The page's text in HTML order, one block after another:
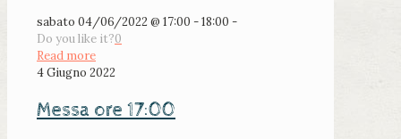
sabato 04/06/2022 @ 17:00 - 18:00 -
Do you like it?0
Read more
4 Giugno 2022
Messa ore 17:00